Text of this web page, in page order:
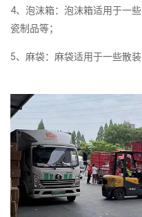
4、泡沫箱：泡沫箱适用于一
瓷制品等；
5、麻袋：麻袋适用于一些散